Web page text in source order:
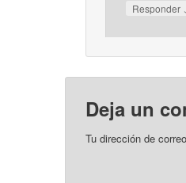
Responder
Deja un
Tu dirección de